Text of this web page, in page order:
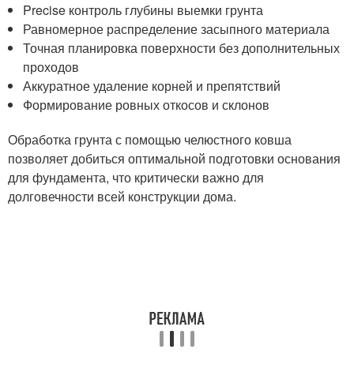
Precise контроль глубины выемки грунта
Равномерное распределение засыпного материала
Точная планировка поверхности без дополнительных
проходов
Аккуратное удаление корней и препятствий
Формирование ровных откосов и склонов
Обработка грунта с помощью челюстного ковша
позволяет добиться оптимальной подготовки основания
для фундамента, что критически важно для
долговечности всей конструкции дома.